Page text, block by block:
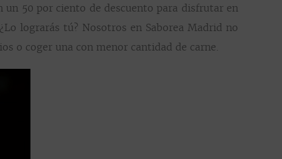
un 50 por ciento de descuento para disfrutar en
lograrás tú? Nosotros en Saborea Madrid no
o coger una con menor cantidad de carne.